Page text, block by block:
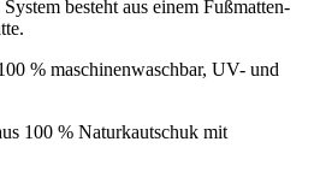
besteht aus einem Fußmatten-
% maschinenwaschbar, UV- und
100 % Naturkautschuk mit